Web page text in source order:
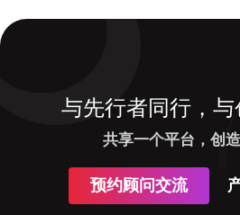
与先行者同行，
共享一个平台，创
预约顾问交流